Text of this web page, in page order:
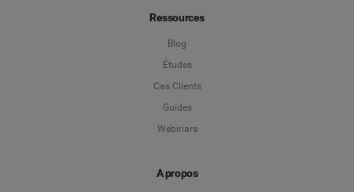
Ressources
Blog
Études
Cas Clients
Guides
Webinars
A propos